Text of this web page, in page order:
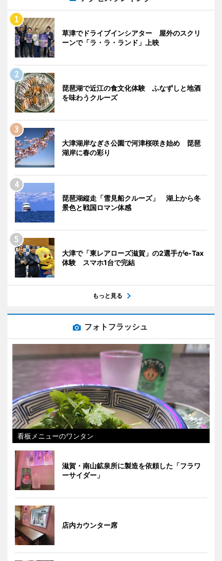
草津でドライブインシアター 屋外のスクリ
ーンで「ラ・ラ・ランド」上映
琵琶湖で近江の食文化体験 ふなずしと地酒
を味わうクルーズ
大津湖岸なぎさ公園で河津桜咲き始め 琵琶
湖岸に春の彩り
琵琶湖縦走「雪見船クルーズ」 湖上から冬
景色と戦国ロマン体感
大津で「東レアローズ滋賀」の2選手がe-Tax
体験 スマホ1台で完結
もっと見る
フォトフラッシュ
看板メニューのワンタン
滋賀・南山鉱泉所に製造を依頼した「フラワ
ーサイダー」
店内カウンター席